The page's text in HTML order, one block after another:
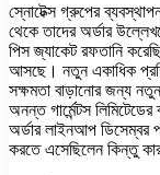
স্নোটেক্স গ্রুপের
থেকে তাদের অর্ডার
পিস জ্যাকেট রফতানি
আসছে। নতুন একাধিক
সক্ষমতা বাড়ানোর জন্য নতুন
অনন্ত গার্মেন্টস
অর্ডার লাইনআপ ডিসেম্বর
করতে এসেছিলেন কিন্তু